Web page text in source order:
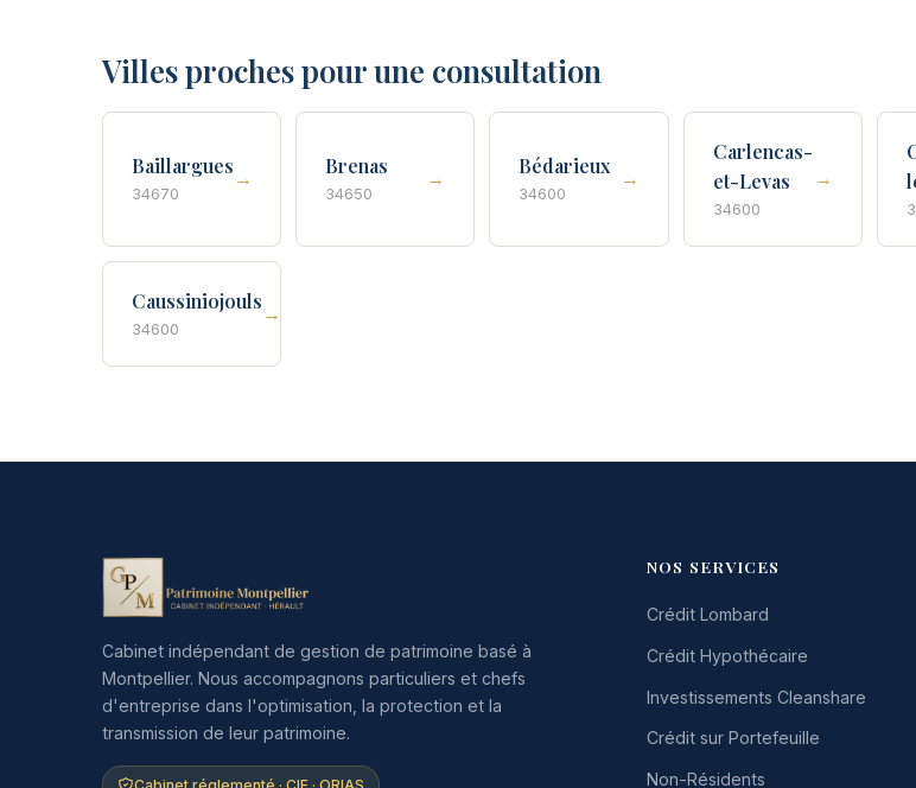
Villes proches pour une consultation
Baillargues
34670
→
Brenas
34650
→
Bédarieux
34600
→
Carlencas-
et-Levas
34600
→
Caussiniojouls
34600
→
Cabinet indépendant de gestion de patrimoine basé à
Montpellier. Nous accompagnons particuliers et chefs
d'entreprise dans l'optimisation, la protection et la
transmission de leur patrimoine.
NOS SERVICES
Crédit Lombard
Crédit Hypothécaire
Investissements Cleanshare
Crédit sur Portefeuille
Non-Résidents